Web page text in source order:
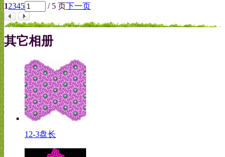
12345 / 5 页下一页
其它相册
12-3盘长